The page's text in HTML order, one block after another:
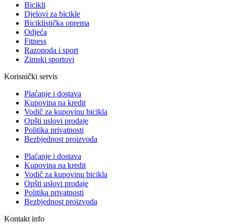
Bicikli
Djelovi za bicikle
Biciklistička oprema
Odjeća
Fitness
Razonoda i sport
Zimski sportovi
Korisnički servis
Plaćanje i dostava
Kupovina na kredit
Vodič za kupovinu bicikla
Opšti uslovi prodaje
Politika privatnosti
Bezbjednost proizvoda
Plaćanje i dostava
Kupovina na kredit
Vodič za kupovinu bicikla
Opšti uslovi prodaje
Politika privatnosti
Bezbjednost proizvoda
Kontakt info